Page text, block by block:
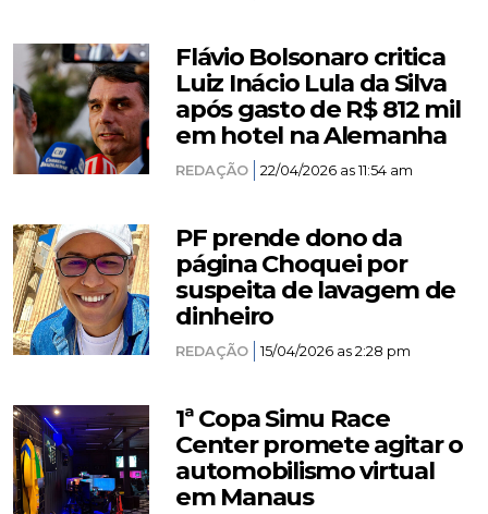
Flávio Bolsonaro critica
Luiz Inácio Lula da Silva
após gasto de R$ 812 mil
em hotel na Alemanha
REDAÇÃO 22/04/2026 as 11:54 am
PF prende dono da
página Choquei por
suspeita de lavagem de
dinheiro
REDAÇÃO 15/04/2026 as 2:28 pm
1ª Copa Simu Race
Center promete agitar o
automobilismo virtual
em Manaus